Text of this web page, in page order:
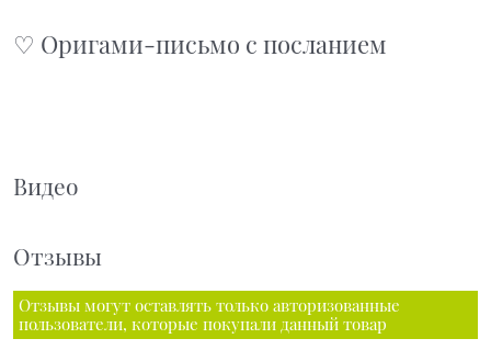
♡ Оригами-письмо с посланием
Видео
Отзывы
Отзывы могут оставлять только авторизованные
пользователи, которые покупали данный товар